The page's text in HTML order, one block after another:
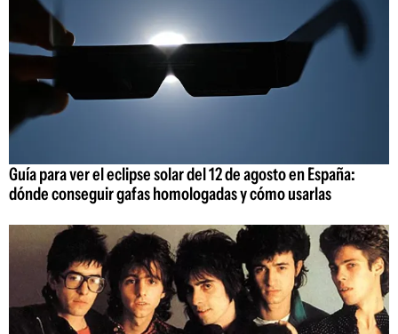
Guía para ver el eclipse solar del 12 de agosto en España:
dónde conseguir gafas homologadas y cómo usarlas